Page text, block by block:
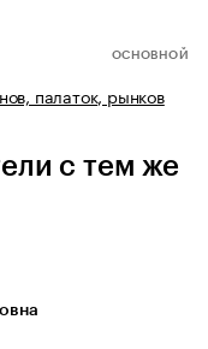
ОСНОВНОЙ
палаток, рынков
с тем же